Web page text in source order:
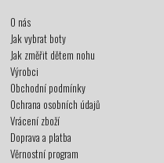
O nás
Jak vybrat boty
Jak změřit dětem nohu
Výrobci
Obchodní podmínky
Ochrana osobních údajů
Vrácení zboží
Doprava a platba
Věrnostní program